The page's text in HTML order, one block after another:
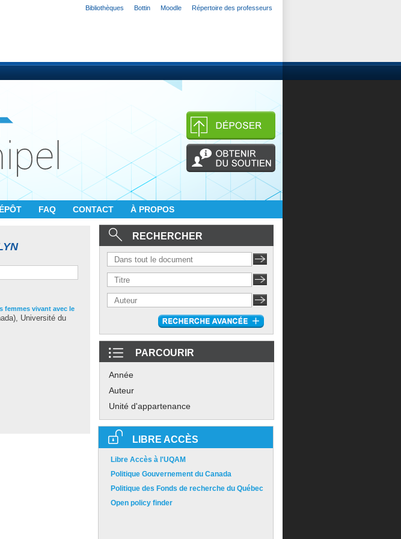
Bibliothèques Bottin Moodle Répertoire des professeurs
FAQ CONTACT À PROPOS
femmes vivant avec le
Université du
RECHERCHER
PARCOURIR
Année
Auteur
Unité d'appartenance
LIBRE ACCÈS
Libre Accès à l'UQAM
Politique Gouvernement du Canada
Politique des Fonds de recherche du Québec
Open policy finder